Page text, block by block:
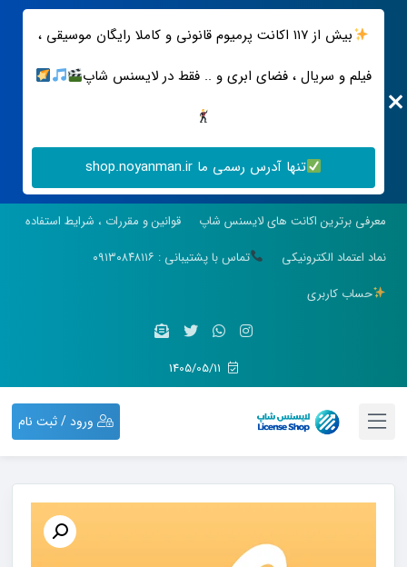
بیش از ۱۱۷ اکانت پرمیوم قانونی و کاملا رایگان موسیقی ،
فیلم و سریال ، فضای ابری و .. فقط در لایسنس شاپ
تنها آدرس رسمی ما shop.noyanman.ir
معرفی برترین اکانت های لایسنس شاپ
قوانین و مقررات ، شرایط استفاده
نماد اعتماد الکترونیکی
تماس با پشتیبانی : ۰۹۱۳۰۸۴۸۱۱۶
حساب کاربری
ورود / ثبت نام